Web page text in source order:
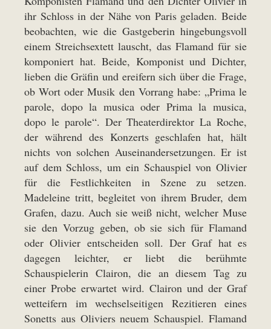
ihr Schloss in der Nähe von Paris geladen. Beide
beobachten, wie die Gastgeberin hingebungsvoll
einem Streichsextett lauscht, das Flamand für sie
komponiert hat. Beide, Komponist und Dichter,
lieben die Gräfin und ereifern sich über die Frage,
ob Wort oder Musik den Vorrang habe: „Prima le
parole, dopo la musica oder Prima la musica,
dopo le parole“. Der Theaterdirektor La Roche,
der während des Konzerts geschlafen hat, hält
nichts von solchen Auseinandersetzungen. Er ist
auf dem Schloss, um ein Schauspiel von Olivier
für die Festlichkeiten in Szene zu setzen.
Madeleine tritt, begleitet von ihrem Bruder, dem
Grafen, dazu. Auch sie weiß nicht, welcher Muse
sie den Vorzug geben, ob sie sich für Flamand
oder Olivier entscheiden soll. Der Graf hat es
dagegen leichter, er liebt die berühmte
Schauspielerin Clairon, die an diesem Tag zu
einer Probe erwartet wird. Clairon und der Graf
wetteifern im wechselseitigen Rezitieren eines
Sonetts aus Oliviers neuem Schauspiel. Flamand